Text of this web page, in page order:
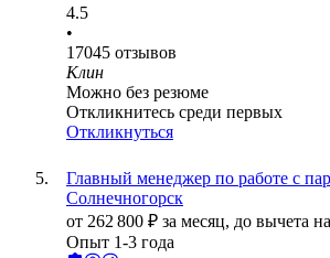
4.5
•
17045 отзывов
Клин
Можно без резюме
Откликнитесь среди первых
Откликнуться
Главный менеджер по работе с
Солнечногорск
от 262 800 ₽ за месяц, до вычета
Опыт 1-3 года